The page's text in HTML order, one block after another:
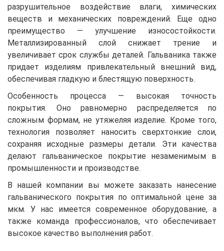
разрушительное воздействие влаги, химических
веществ и механических повреждений. Еще одно
преимущество — улучшение износостойкости.
Металлизированный слой снижает трение и
увеличивает срок службы деталей. Гальваника также
придает изделиям привлекательный внешний вид,
обеспечивая гладкую и блестящую поверхность.
Особенность процесса — высокая точность
покрытия. Оно равномерно распределяется по
сложным формам, не утяжеляя изделие. Кроме того,
технология позволяет наносить сверхтонкие слои,
сохраняя исходные размеры детали. Эти качества
делают гальваническое покрытие незаменимым в
промышленности и производстве.
В нашей компании вы можете заказать нанесение
гальванического покрытия по оптимальной цене за
мкм. У нас имеется современное оборудование, а
также команда профессионалов, что обеспечивает
высокое качество выполнения работ.